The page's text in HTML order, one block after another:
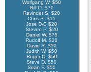
Wolfgang W. $50
Bill O. $70
Ravinder S. $20
Chris S. $15
Jose D-C $20
Steven P. $20
Daniel W. $75
Rudolf M. $30
David R. $50
Judith W. $50
Roger C. $50
Steve D. $50
Sean F. $50